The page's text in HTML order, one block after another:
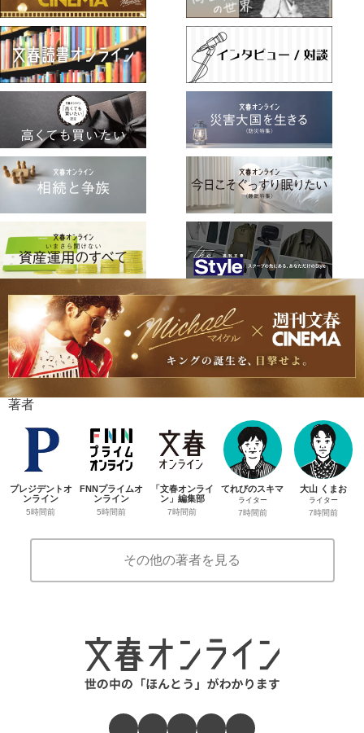
著者
プレジデントオ
ンライン
5時間前
FNNプライムオ
ンライン
5時間前
「文春オンライ
ン」編集部
7時間前
てれびのスキマ
ライター
7時間前
大山 くまお
ライター
7時間前
その他の著者を見る